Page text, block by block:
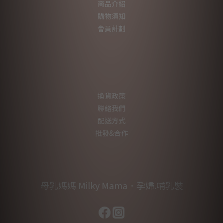
商品介紹
購物須知
會員計劃
換貨政策
聯絡我們
配送方式
批發&合作
母乳媽媽 Milky Mama．孕婦.哺乳裝